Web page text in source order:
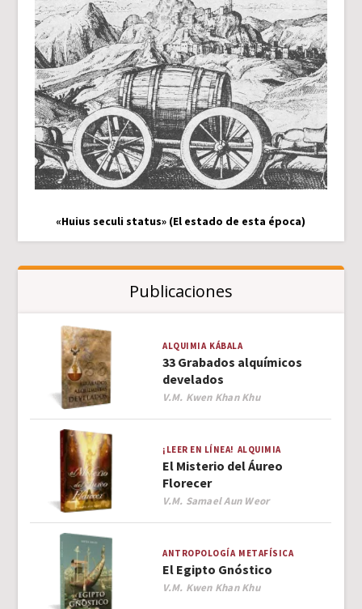
«Huius seculi status» (El estado de esta época)
Publicaciones
ALQUIMIA KÁBALA
33 Grabados alquímicos
develados
Author
V.M. Kwen Khan Khu
¡LEER EN LÍNEA! ALQUIMIA
El Misterio del Áureo
Florecer
Author
V.M. Samael Aun Weor
ANTROPOLOGÍA METAFÍSICA
El Egipto Gnóstico
Author
V.M. Kwen Khan Khu